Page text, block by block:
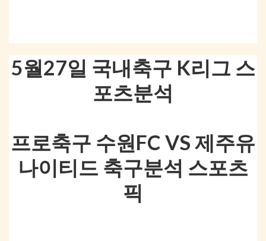
5월27일 국내축구 K리그 스
포츠분석
프로축구 수원FC VS 제주유
나이티드 축구분석 스포츠
픽